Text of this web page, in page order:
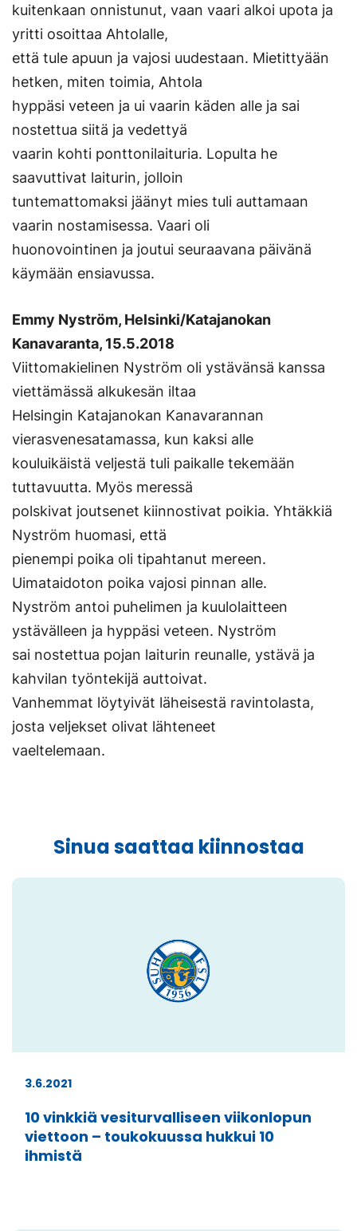
kuitenkaan onnistunut, vaan vaari alkoi upota ja
yritti osoittaa Ahtolalle,
että tule apuun ja vajosi uudestaan. Mietittyään
hetken, miten toimia, Ahtola
hyppäsi veteen ja ui vaarin käden alle ja sai
nostettua siitä ja vedettyä
vaarin kohti ponttonilaituria. Lopulta he
saavuttivat laiturin, jolloin
tuntemattomaksi jäänyt mies tuli auttamaan
vaarin nostamisessa. Vaari oli
huonovointinen ja joutui seuraavana päivänä
käymään ensiavussa.
Emmy Nyström, Helsinki/Katajanokan
Kanavaranta, 15.5.2018
Viittomakielinen Nyström oli ystävänsä kanssa
viettämässä alkukesän iltaa
Helsingin Katajanokan Kanavarannan
vierasvenesatamassa, kun kaksi alle
kouluikäistä veljestä tuli paikalle tekemään
tuttavuutta. Myös meressä
polskivat joutsenet kiinnostivat poikia. Yhtäkkiä
Nyström huomasi, että
pienempi poika oli tipahtanut mereen.
Uimataidoton poika vajosi pinnan alle.
Nyström antoi puhelimen ja kuulolaitteen
ystävälleen ja hyppäsi veteen. Nyström
sai nostettua pojan laiturin reunalle, ystävä ja
kahvilan työntekijä auttoivat.
Vanhemmat löytyivät läheisestä ravintolasta,
josta veljekset olivat lähteneet
vaeltelemaan.
Sinua saattaa kiinnostaa
3.6.2021
10 vinkkiä vesiturvalliseen viikonlopun
viettoon – toukokuussa hukkui 10
ihmistä